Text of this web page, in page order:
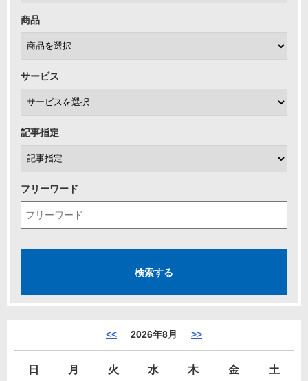
商品
サービス
記事指定
フリーワード
<< 2026年8月 >>
日 月 火 水 木 金
土